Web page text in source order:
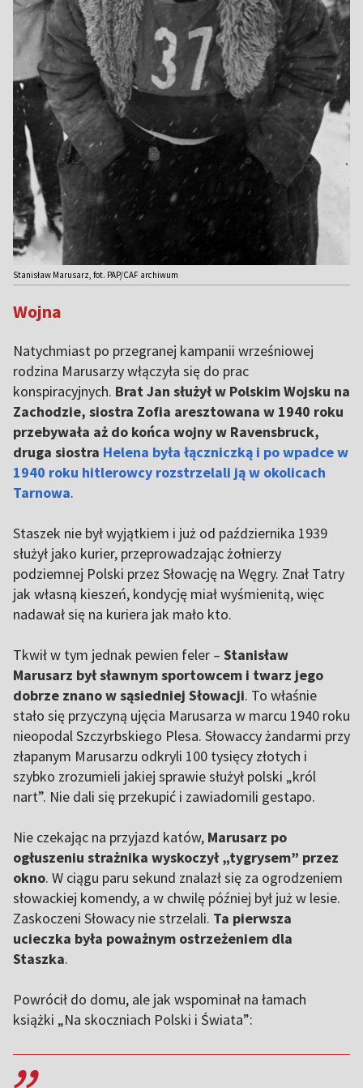
Stanisław Marusarz, fot. PAP/CAF archiwum
Wojna
Natychmiast po przegranej kampanii wrześniowej
rodzina Marusarzy włączyła się do prac
konspiracyjnych. Brat Jan służył w Polskim Wojsku na
Zachodzie, siostra Zofia aresztowana w 1940 roku
przebywała aż do końca wojny w Ravensbruck,
druga siostra Helena była łączniczką i po wpadce w
1940 roku hitlerowcy rozstrzelali ją w okolicach
Tarnowa.
Staszek nie był wyjątkiem i już od października 1939
służył jako kurier, przeprowadzając żołnierzy
podziemnej Polski przez Słowację na Węgry. Znał Tatry
jak własną kieszeń, kondycję miał wyśmienitą, więc
nadawał się na kuriera jak mało kto.
Tkwił w tym jednak pewien feler – Stanisław
Marusarz był sławnym sportowcem i twarz jego
dobrze znano w sąsiedniej Słowacji. To właśnie
stało się przyczyną ujęcia Marusarza w marcu 1940 roku
nieopodal Szczyrbskiego Plesa. Słowaccy żandarmi przy
złapanym Marusarzu odkryli 100 tysięcy złotych i
szybko zrozumieli jakiej sprawie służył polski „król
nart”. Nie dali się przekupić i zawiadomili gestapo.
Nie czekając na przyjazd katów, Marusarz po
ogłuszeniu strażnika wyskoczył „tygrysem” przez
okno. W ciągu paru sekund znalazł się za ogrodzeniem
słowackiej komendy, a w chwilę później był już w lesie.
Zaskoczeni Słowacy nie strzelali. Ta pierwsza
ucieczka była poważnym ostrzeżeniem dla
Staszka.
Powrócił do domu, ale jak wspominał na łamach
książki „Na skoczniach Polski i Świata”:
,,